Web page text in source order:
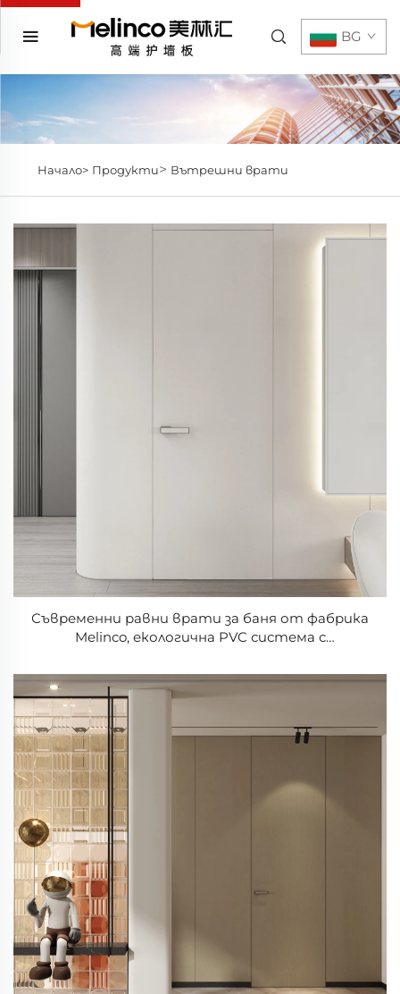
BG
Начало> Продукти> Вътрешни врати
Съвременни равни врати за баня от фабрика
Melinco, екологична PVC система с
характеристики, предлагани на фабрични цени